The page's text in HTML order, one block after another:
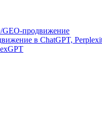
GEO-продвижение
в ChatGPT,